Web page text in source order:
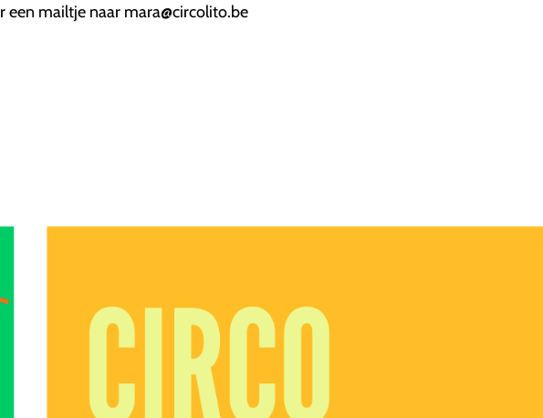
een mailtje naar mara@circolito.be